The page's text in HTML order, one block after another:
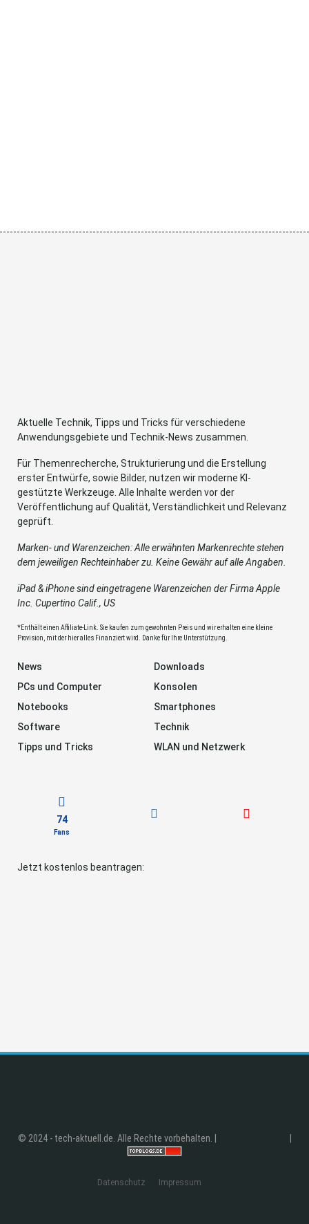
Aktuelle Technik, Tipps und Tricks für verschiedene
Anwendungsgebiete und Technik-News zusammen.
Für Themenrecherche, Strukturierung und die Erstellung
erster Entwürfe, sowie Bilder, nutzen wir moderne KI-
gestützte Werkzeuge. Alle Inhalte werden vor der
Veröffentlichung auf Qualität, Verständlichkeit und Relevanz
geprüft.
Marken- und Warenzeichen: Alle erwähnten Markenrechte stehen
dem jeweiligen Rechteinhaber zu. Keine Gewähr auf alle Angaben.
iPad & iPhone sind eingetragene Warenzeichen der Firma Apple
Inc. Cupertino Calif., US
*Enthält einen Affiliate-Link. Sie kaufen zum gewohnten Preis und wir erhalten eine kleine
Provision, mit der hier alles Finanziert wird. Danke für Ihre Unterstützung.
News
Downloads
PCs und Computer
Konsolen
Notebooks
Smartphones
Software
Technik
Tipps und Tricks
WLAN und Netzwerk
74
Fans
Jetzt kostenlos beantragen:
© 2024 - tech-aktuell.de. Alle Rechte vorbehalten. |
Datenschutz Impressum